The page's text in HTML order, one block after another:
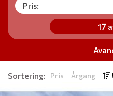
Pris:
17
Sortering: Pris Årgang